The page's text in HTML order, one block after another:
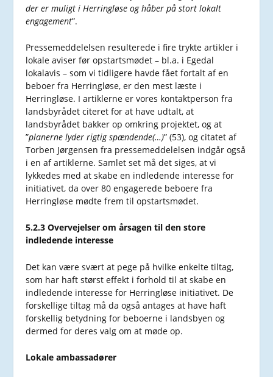
der er muligt i Herringløse og håber på stort lokalt
engagement”.
Pressemeddelelsen resulterede i fire trykte artikler i
lokale aviser før opstartsmødet – bl.a. i Egedal
lokalavis – som vi tidligere havde fået fortalt af en
beboer fra Herringløse, er den mest læste i
Herringløse. I artiklerne er vores kontaktperson fra
landsbyrådet citeret for at have udtalt, at
landsbyrådet bakker op omkring projektet, og at
”planerne lyder rigtig spændende(…)” (53), og citatet af
Torben Jørgensen fra pressemeddelelsen indgår også
i en af artiklerne. Samlet set må det siges, at vi
lykkedes med at skabe en indledende interesse for
initiativet, da over 80 engagerede beboere fra
Herringløse mødte frem til opstartsmødet.
5.2.3 Overvejelser om årsagen til den store
indledende interesse
Det kan være svært at pege på hvilke enkelte tiltag,
som har haft størst effekt i forhold til at skabe en
indledende interesse for Herringløse initiativet. De
forskellige tiltag må da også antages at have haft
forskellig betydning for beboerne i landsbyen og
dermed for deres valg om at møde op.
Lokale ambassadører